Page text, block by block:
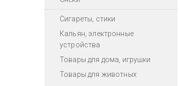
Сигареты, стики
Кальян, электронные
устройства
Товары для дома, игрушки
Товары для животных